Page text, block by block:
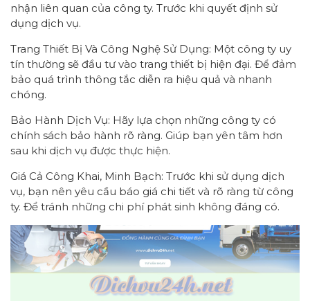
nhận liên quan của công ty. Trước khi quyết định sử
dụng dịch vụ.
Trang Thiết Bị Và Công Nghệ Sử Dụng: Một công ty uy
tín thường sẽ đầu tư vào trang thiết bị hiện đại. Để đảm
bảo quá trình thông tắc diễn ra hiệu quả và nhanh
chóng.
Bảo Hành Dịch Vụ: Hãy lựa chọn những công ty có
chính sách bảo hành rõ ràng. Giúp bạn yên tâm hơn
sau khi dịch vụ được thực hiện.
Giá Cả Công Khai, Minh Bạch: Trước khi sử dụng dịch
vụ, bạn nên yêu cầu báo giá chi tiết và rõ ràng từ công
ty. Để tránh những chi phí phát sinh không đáng có.